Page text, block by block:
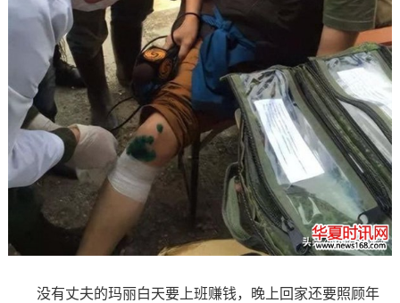
没有丈夫的玛丽白天要上班赚钱，晚上回家还要照顾年